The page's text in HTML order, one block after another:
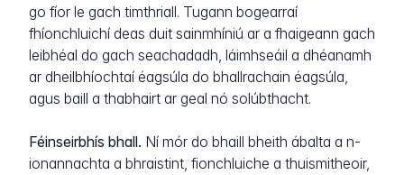
go fíor le gach timthriall. Tugann bogearraí
fhíonchluichí deas duit sainmhíniú ar a fhaigeann gach
leibhéal do gach seachadadh, láimhseáil a dhéanamh
ar dheilbhíochtaí éagsúla do bhallrachain éagsúla,
agus baill a thabhairt ar geal nó solúbthacht.
Féinseirbhís bhall. Ní mór do bhaill bheith ábalta a n-
ionannachta a bhraistint, fionchluiche a thuismitheoir,